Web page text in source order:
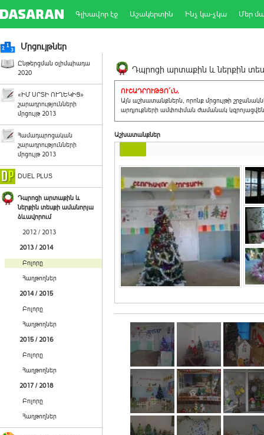
Գլխավոր էջ Աշակերտին Ինչ կա-չկա Մեր
Մրցույթներ
Ընթերցման օլիմպիադա
2020
«ԻՄ ՍՐՏԻ ՈՒՂԵԿԻՑ»
շարադրությունների
մրցույթ 2013
Համադպրոցական
շարադրությունների
մրցույթ 2013
DUEL PLUS
Դպրոցի արտաքին և
ներքին տեսքի ամանորյա
ձևավորում
2012 / 2013
2013 / 2014
Բոլորը
Հաղթողներ
2014 / 2015
Բոլորը
Հաղթողներ
2015 / 2016
Բոլորը
Հաղթողներ
2017 / 2018
Բոլորը
Հաղթողներ
Դպրոցի արտաքին և ներքին
ՈՒՇԱԴՐՈՒԹՅՈ´ւՆ.
Այն աշխատանքներն, որոնք մրցույթի
արդյուքների ամփոփման ժամանակ
Աշխատանքներ